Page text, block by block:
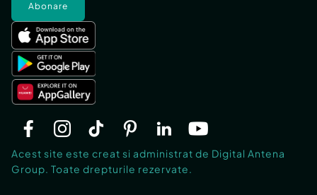
Abonare
Acest site este creat si administrat de Digital Antena
Group. Toate drepturile rezervate.